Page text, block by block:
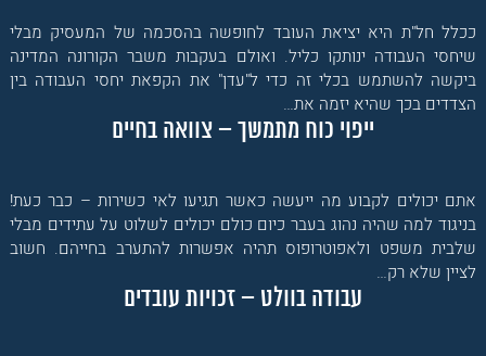
ככלל חל"ת היא יציאת העובד לחופשה בהסכמה של המעסיק מבלי
שיחסי העבודה ינותקו כליל. ואולם בעקבות משבר הקורונה המדינה
ביקשה להשתמש בכלי זה כדי ל"עדן" את הקפאת יחסי העבודה בין
הצדדים בכך שהיא יזמה את…
ייפוי כוח מתמשך – צוואה בחיים
אתם יכולים לקבוע מה ייעשה כאשר תגיעו לאי כשירות – כבר כעת!
בניגוד למה שהיה נהוג בעבר כיום כולם יכולים לשלוט על עתידים מבלי
שלבית משפט ולאפוטרופוס תהיה אפשרות להתערב בחייהם. חשוב
לציין שלא רק…
עבודה בוולט – זכויות עובדים